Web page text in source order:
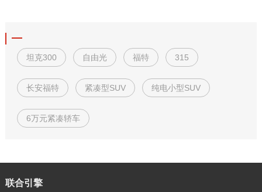
坦克300 自由光 福特 315
长安福特 紧凑型SUV 纯电小型SUV
6万元紧凑轿车
联合引擎